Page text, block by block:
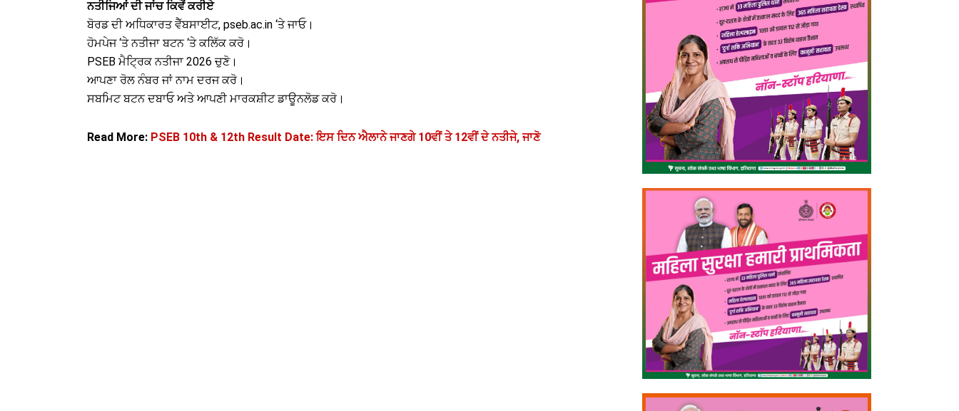
ਨਤੀਜਿਆਂ ਦੀ ਜਾਂਚ ਕਿਵੇਂ ਕਰੀਏ
ਬੋਰਡ ਦੀ ਅਧਿਕਾਰਤ ਵੈੱਬਸਾਈਟ, pseb.ac.in ‘ਤੇ ਜਾਓ।
ਹੋਮਪੇਜ ‘ਤੇ ਨਤੀਜਾ ਬਟਨ ‘ਤੇ ਕਲਿੱਕ ਕਰੋ।
PSEB ਮੈਟ੍ਰਿਕ ਨਤੀਜਾ 2026 ਚੁਣੋ।
ਆਪਣਾ ਰੋਲ ਨੰਬਰ ਜਾਂ ਨਾਮ ਦਰਜ ਕਰੋ।
ਸਬਮਿਟ ਬਟਨ ਦਬਾਓ ਅਤੇ ਆਪਣੀ ਮਾਰਕਸ਼ੀਟ ਡਾਊਨਲੋਡ ਕਰੋ।
Read More: PSEB 10th & 12th Result Date: ਇਸ ਦਿਨ ਐਲਾਨੇ ਜਾਣਗੇ 10ਵੀਂ ਤੇ 12ਵੀਂ ਦੇ ਨਤੀਜੇ, ਜਾਣੋ